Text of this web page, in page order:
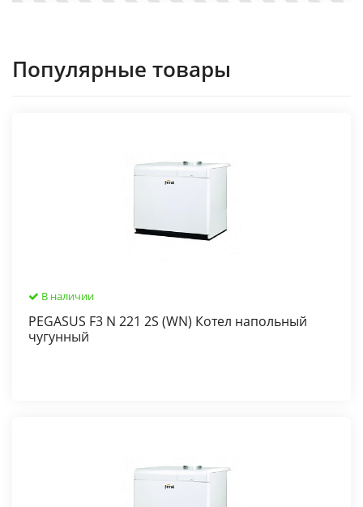
Популярные товары
В наличии
PEGASUS F3 N 221 2S (WN) Котел напольный
чугунный